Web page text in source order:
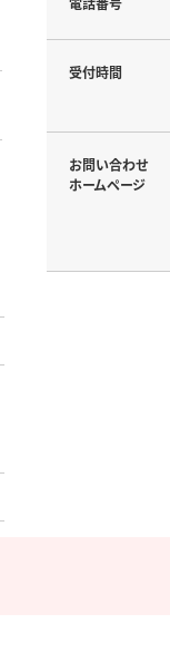
受付時間
お問い合わせ
ホームページ